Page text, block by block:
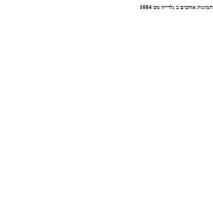
תמונות אוהבים ב גלרייה מס 1084